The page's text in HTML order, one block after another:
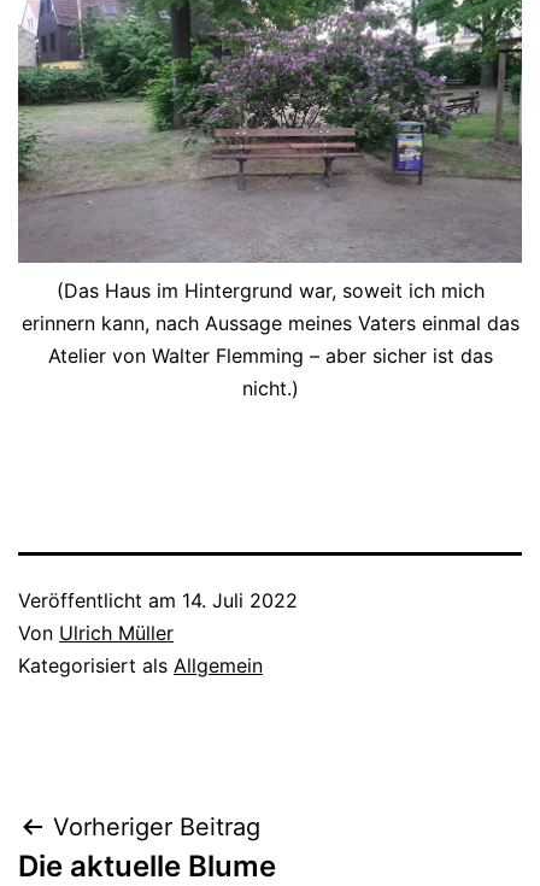
(Das Haus im Hintergrund war, soweit ich mich
erinnern kann, nach Aussage meines Vaters einmal das
Atelier von Walter Flemming – aber sicher ist das
nicht.)
Veröffentlicht am 14. Juli 2022
Von Ulrich Müller
Kategorisiert als Allgemein
Beitragsnavigation
Vorheriger Beitrag
Die aktuelle Blume